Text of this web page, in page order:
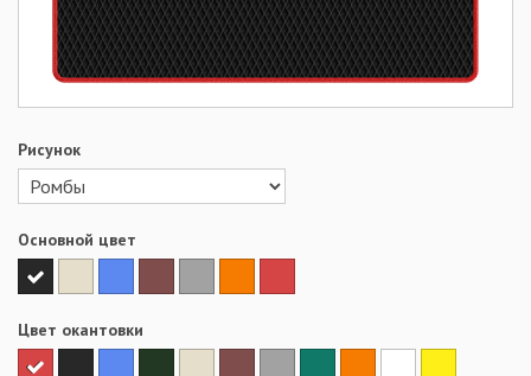
Рисунок
Основной цвет
Цвет окантовки